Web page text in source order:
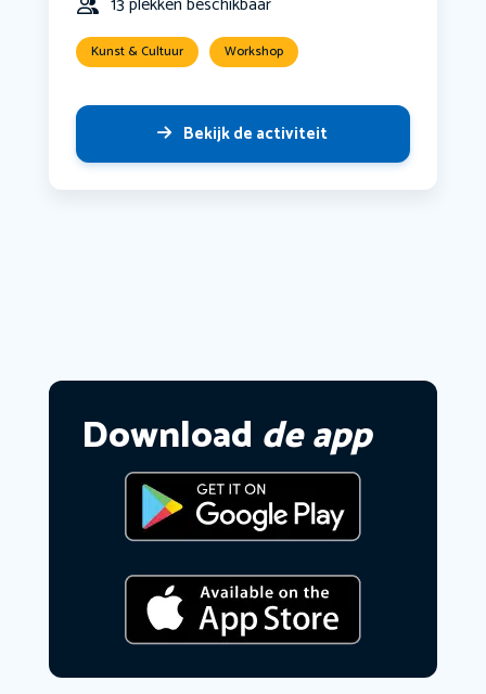
Kunst & Cultuur Workshop
Bekijk de activiteit
Download de app